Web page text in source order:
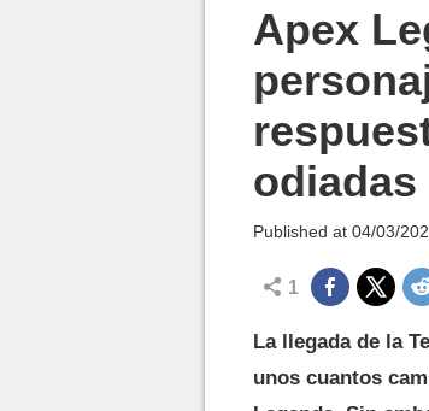
Apex
odiadas
Published at 04/03/
1
La llegada de la
unos cuantos